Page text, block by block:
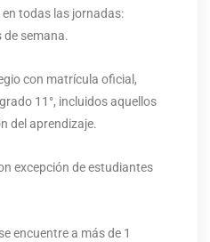
todas las jornadas:
semana.
con matrícula oficial,
11°, incluidos aquellos
del aprendizaje.
excepción de estudiantes
encuentre a más de 1